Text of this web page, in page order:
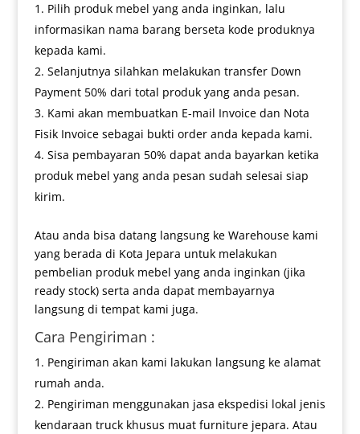
Pilih produk mebel yang anda inginkan, lalu
informasikan nama barang berseta kode produknya
kepada kami.
Selanjutnya silahkan melakukan transfer Down
Payment 50% dari total produk yang anda pesan.
Kami akan membuatkan E-mail Invoice dan Nota
Fisik Invoice sebagai bukti order anda kepada kami.
Sisa pembayaran 50% dapat anda bayarkan ketika
produk mebel yang anda pesan sudah selesai siap
kirim.
Atau anda bisa datang langsung ke Warehouse kami
yang berada di Kota Jepara untuk melakukan
pembelian produk mebel yang anda inginkan (jika
ready stock) serta anda dapat membayarnya
langsung di tempat kami juga.
Cara Pengiriman :
Pengiriman akan kami lakukan langsung ke alamat
rumah anda.
Pengiriman menggunakan jasa ekspedisi lokal jenis
kendaraan truck khusus muat furniture jepara. Atau